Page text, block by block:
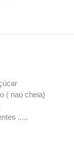
( nao cheia)
.....